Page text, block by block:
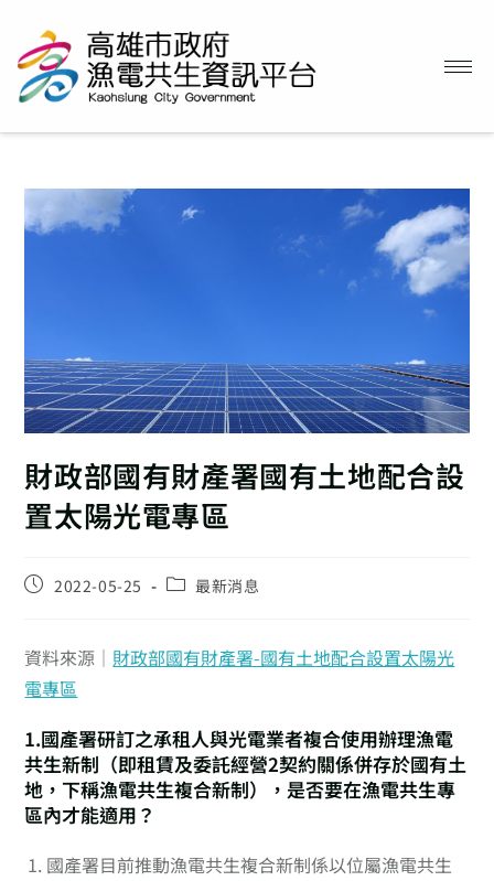
財政部國有財產署國有土地配合設
置太陽光電專區
2022-05-25 最新消息
資料來源｜ 財政部國有財產署-國有土地配合設置太陽光
電專區
1.國產署研訂之承租人與光電業者複合使用辦理漁電
共生新制（即租賃及委託經營2契約關係併存於國有土
地，下稱漁電共生複合新制），是否要在漁電共生專
區內才能適用？
國產署目前推動漁電共生複合新制係以位屬漁電共生